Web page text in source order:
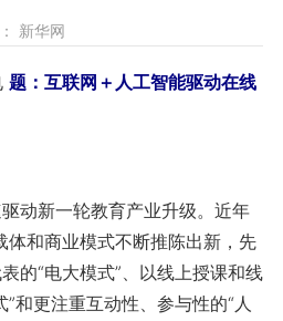
新华网
题：互联网＋人工智能驱动在线
新一轮教育产业升级。近年
体和商业模式不断推陈出新，先
的“电大模式”、以线上授课和线
和更注重互动性、参与性的“人